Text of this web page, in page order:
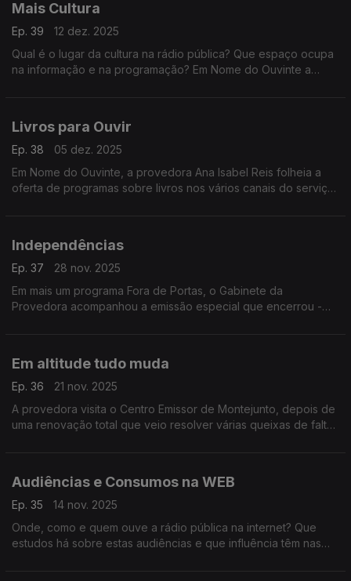
Mais Cultura
Ep. 39
12 dez. 2025
Qual é o lugar da cultura na rádio pública? Que espaço ocupa
na informação e na programação? Em Nome do Ouvinte a
Livros para Ouvir
Ep. 38
05 dez. 2025
Em Nome do Ouvinte, a provedora Ana Isabel Reis folheia a
oferta de programas sobre livros nos vários canais do serviço
Independências
Ep. 37
28 nov. 2025
Em mais um programa Fora de Portas, o Gabinete da
Provedora acompanhou a emissão especial que encerrou -
Em altitude tudo muda
Ep. 36
21 nov. 2025
A provedora visita o Centro Emissor de Montejunto, depois de
uma renovação total que veio resolver várias queixas de falta
Audiências e Consumos na WEB
Ep. 35
14 nov. 2025
Onde, como e quem ouve a rádio pública na internet? Que
estudos há sobre estas audiências e que influência têm nas